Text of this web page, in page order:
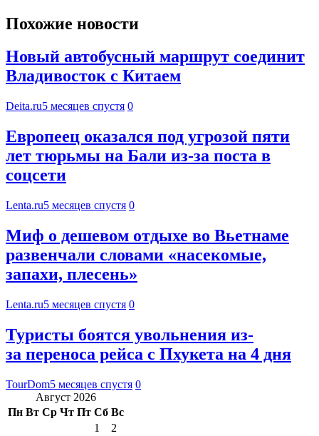
Похожие новости
Новый автобусный маршрут соединит
Владивосток с Китаем
Deita.ru5 месяцев спустя 0
Европеец оказался под угрозой пяти
лет тюрьмы на Бали из-за поста в
соцсети
Lenta.ru5 месяцев спустя 0
Миф о дешевом отдыхе во Вьетнаме
развенчали словами «насекомые,
запахи, плесень»
Lenta.ru5 месяцев спустя 0
Туристы боятся увольнения из-
за переноса рейса с Пхукета на 4 дня
TourDom5 месяцев спустя 0
Август 2026
Пн Вт Ср Чт Пт Сб Вс
1
2